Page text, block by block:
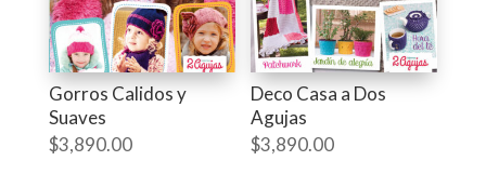
Gorros Calidos y
Suaves
$3,890.00
Deco Casa a Dos
Agujas
$3,890.00